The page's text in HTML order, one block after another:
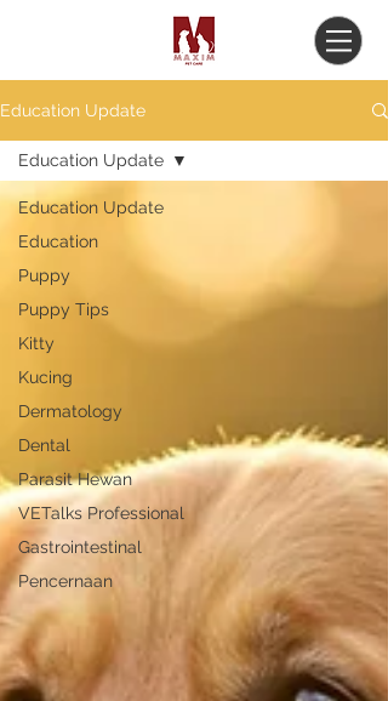
Education Update
Education Update
Education
Puppy
Puppy Tips
Kitty
Kucing
Dermatology
Dental
Parasit Hewan
VETalks Professional
Gastrointestinal
Pencernaan
Education Update